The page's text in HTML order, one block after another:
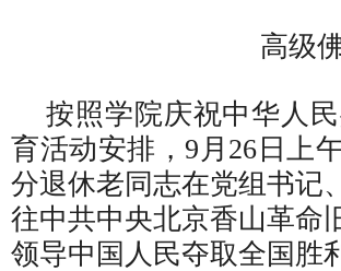
高级佛学全
按照学院庆祝中华人
育活动安排，9月26日上
分退休老同志在党组书记
往中共中央北京香山革命
领导中国人民夺取全国胜